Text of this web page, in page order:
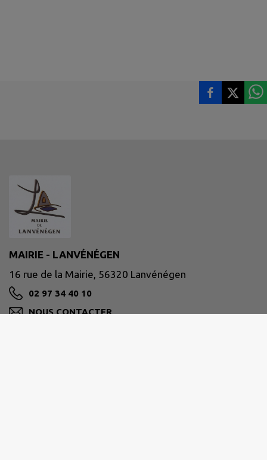
MAIRIE - LANVÉNÉGEN
16 rue de la Mairie, 56320 Lanvénégen
02 97 34 40 10
NOUS CONTACTER